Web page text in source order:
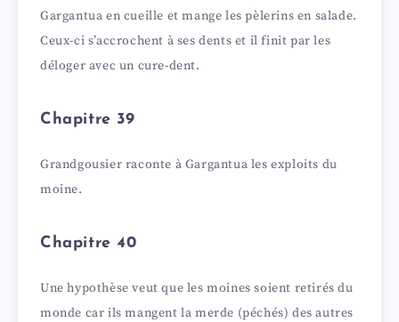
Gargantua en cueille et mange les pèlerins en salade.
Ceux-ci s’accrochent à ses dents et il finit par les
déloger avec un cure-dent.
Chapitre 39
Grandgousier raconte à Gargantua les exploits du
moine.
Chapitre 40
Une hypothèse veut que les moines soient retirés du
monde car ils mangent la merde (péchés) des autres